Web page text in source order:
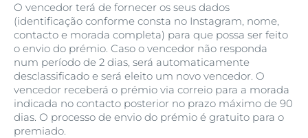
O vencedor terá de fornecer os seus dados
(identificação conforme consta no Instagram, nome,
contacto e morada completa) para que possa ser feito
o envio do prémio. Caso o vencedor não responda
num período de 2 dias, será automaticamente
desclassificado e será eleito um novo vencedor. O
vencedor receberá o prémio via correio para a morada
indicada no contacto posterior no prazo máximo de 90
dias. O processo de envio do prémio é gratuito para o
premiado.